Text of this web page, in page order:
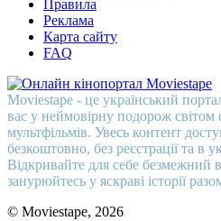
Правила
Реклама
Карта сайту
FAQ
Moviestape - це український
вас у неймовірну подорож світом
мультфільмів. Увесь контент
безкоштовно, без реєстрації та в
Відкривайте для себе безмежний
занурюйтесь у яскраві історії
© Moviestape, 2026